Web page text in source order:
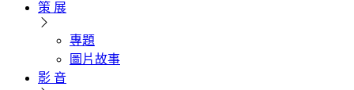
策 展
專題
圖片故事
影 音